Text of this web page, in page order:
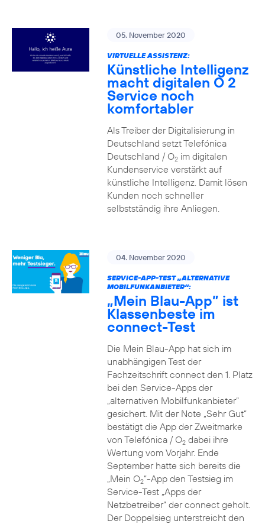
05. November 2020
VIRTUELLE ASSISTENZ:
Künstliche Intelligenz
macht digitalen O 2
Service noch
komfortabler
Als Treiber der Digitalisierung in
Deutschland setzt Telefónica
Deutschland / O2im digitalen
Kundenservice verstärkt auf
künstliche Intelligenz. Damit lösen
Kunden noch schneller
selbstständig ihre Anliegen.
04. November 2020
SERVICE-APP-TEST „ALTERNATIVE
MOBILFUNKANBIETER“:
„Mein Blau-App” ist
Klassenbeste im
connect-Test
Die Mein Blau-App hat sich im
unabhängigen Test der
Fachzeitschrift connect den 1. Platz
bei den Service-Apps der
„alternativen Mobilfunkanbieter“
gesichert. Mit der Note „Sehr Gut“
bestätigt die App der Zweitmarke
von Telefónica / O2dabei ihre
Wertung vom Vorjahr. Ende
September hatte sich bereits die
„Mein O2“-App den Testsieg im
Service-Test „Apps der
Netzbetreiber“ der connect geholt.
Der Doppelsieg unterstreicht den